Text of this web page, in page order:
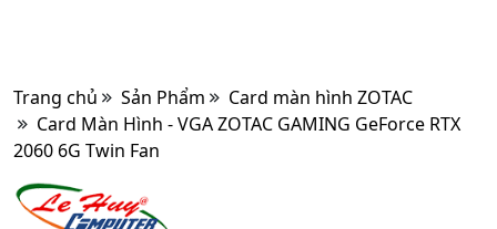
Trang chủ Sản Phẩm
Card màn hình ZOTAC
Card Màn Hình - VGA ZOTAC GAMING GeForce RTX
2060 6G Twin Fan